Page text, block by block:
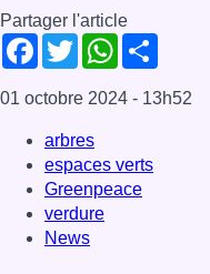
Partager l'article
Facebook
TwitterWhatsApp
01 octobre 2024 - 13h52
arbres
espaces verts
Greenpeace
verdure
News